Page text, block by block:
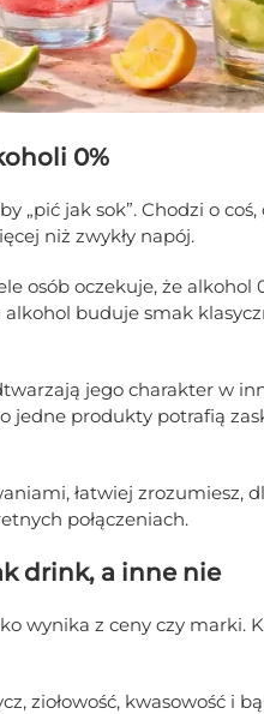
0%
„pić jak sok”. Chodzi o
niż zwykły napój.
osób oczekuje, że alkohol
buduje smak
jego charakter w
jedne produkty potrafią
łatwiej zrozumiesz,
połączeniach.
drink, a inne nie
wynika z ceny czy marki.
ziołowość, kwasowość i